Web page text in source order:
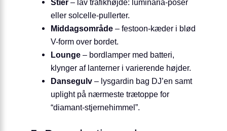
Stier – lav trafikhøjde: luminaria-poser
eller solcelle-pullerter.
Middagsområde – festoon-kæder i blød
V-form over bordet.
Lounge – bordlamper med batteri,
klynger af lanterner i varierende højder.
Dansegulv – lysgardin bag DJ’en samt
uplight på nærmeste trætoppe for
“diamant-stjernehimmel”.